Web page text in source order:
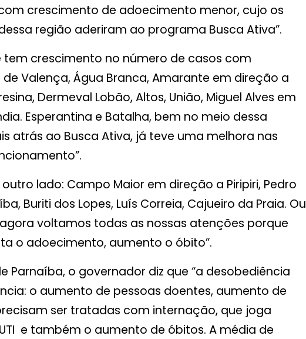
crescimento de adoecimento menor, cujo os
região aderiram ao programa Busca Ativa”.
tem crescimento no número de casos com
Valença, Água Branca, Amarante em direção a
Dermeval Lobão, Altos, União, Miguel Alves em
Esperantina e Batalha, bem no meio dessa
atrás ao Busca Ativa, já teve uma melhora nas
lado: Campo Maior em direção a Piripiri, Pedro
Buriti dos Lopes, Luís Correia, Cajueiro da Praia. Ou
voltamos todas as nossas atenções porque
o adoecimento, aumento o óbito”.
Parnaíba, o governador diz que “a desobediência
o aumento de pessoas doentes, aumento de
ser tratadas com internação, que joga
e também o aumento de óbitos. A média de